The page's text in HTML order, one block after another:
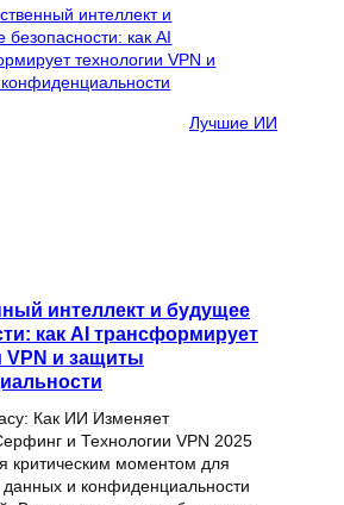
Лучшие ИИ
интеллект и будущее
как AI трансформирует
VPN и защиты
Как ИИ Изменяет
и Технологии VPN 2025
критическим моментом для
данных и конфиденциальности